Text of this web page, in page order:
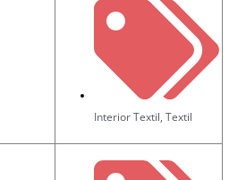
Interior Textil, Textil